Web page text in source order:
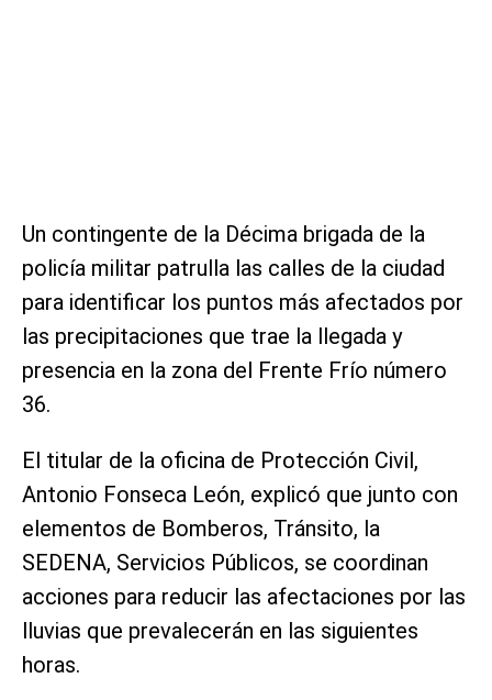
Un contingente de la Décima brigada de la
policía militar patrulla las calles de la ciudad
para identificar los puntos más afectados por
las precipitaciones que trae la llegada y
presencia en la zona del Frente Frío número
36.
El titular de la oficina de Protección Civil,
Antonio Fonseca León, explicó que junto con
elementos de Bomberos, Tránsito, la
SEDENA, Servicios Públicos, se coordinan
acciones para reducir las afectaciones por las
lluvias que prevalecerán en las siguientes
horas.